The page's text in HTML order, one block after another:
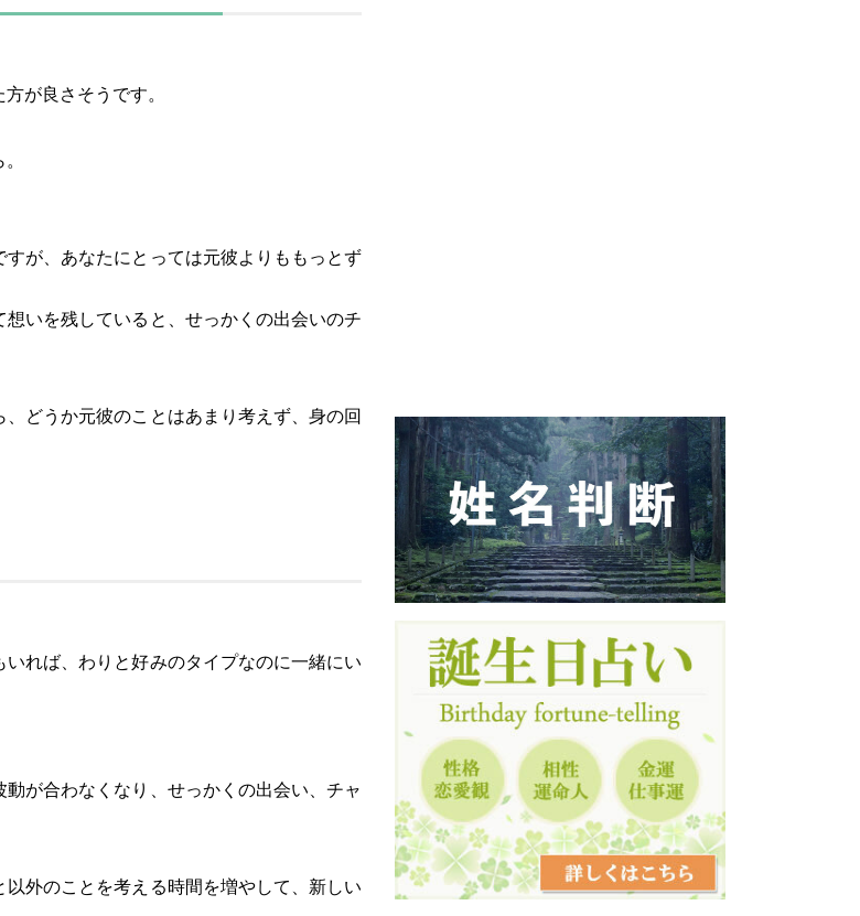
が良さそうです。
が、あなたにとっては元彼よりももっとず
いを残していると、せっかくの出会いのチ
どうか元彼のことはあまり考えず、身の回
れば、わりと好みのタイプなのに一緒にい
が合わなくなり、せっかくの出会い、チャ
外のことを考える時間を増やして、新しい